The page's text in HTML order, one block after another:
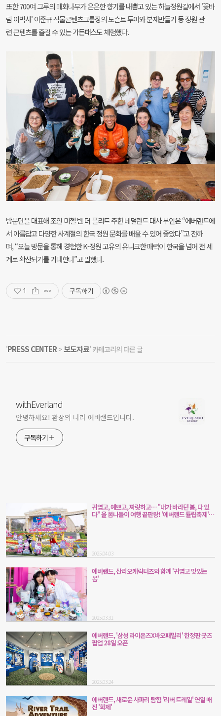
또한 700여 그루의 매화나무가 은은한 향기를 내뿜고 있는 하늘정원길에서 '꽃바
람 이박사' 이준규 식물콘텐츠그룹장의 도슨트 투어와 분재만들기 등 정원 관
련 콘텐츠를 즐길 수 있는 가든패스도 체험했다.
방문단을 대표해 조안 미첼 반 더 플리트 주한 네덜란드 대사 부인은 “에버랜드에
서 아름답고 다양한 사계절의 한국 정원 문화를 배울 수 있어 좋았다”고 전하
며, “오늘 방문을 통해 경험한 K-정원 고유의 유니크한 매력이 한국을 넘어 전 세
계로 확산되기를 기대한다”고 말했다.
1 구독하기
'PRESS CENTER >보도자료' 카테고리의 다른 글
withEverland
안녕하세요! 환상의 나라 에버랜드입니다.
구독하기
귀엽고, 예쁘고, 짜릿하고… "내가 바라던 봄, 다 있
다" 올 봄나들이 여행 끝판왕! '에버랜드 튤립축제'
2025.04.03
에버랜드, 산리오캐릭터즈와 함께 '귀엽고 맛있는
봄'
2025.03.31
에버랜드, '삼성 라이온즈X바오패밀리' 한정판 굿즈
팝업 28일 오픈
2025.03.24
에버랜드, 새로운 사파리 탐험 '리버 트레일' 연일 매
진 '화제'